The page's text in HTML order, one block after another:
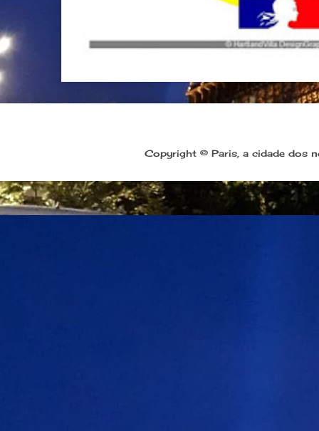
Copyright © Paris, a cidade dos